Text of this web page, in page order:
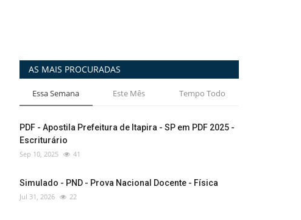
AS MAIS PROCURADAS
Essa Semana Este Mês Tempo Todo
PDF - Apostila Prefeitura de Itapira - SP em PDF 2025 -
Escriturário
Sep 10, 2025 41
Simulado - PND - Prova Nacional Docente - Física
Jul 31, 2026 22